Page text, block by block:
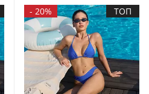
- 20% ТОП